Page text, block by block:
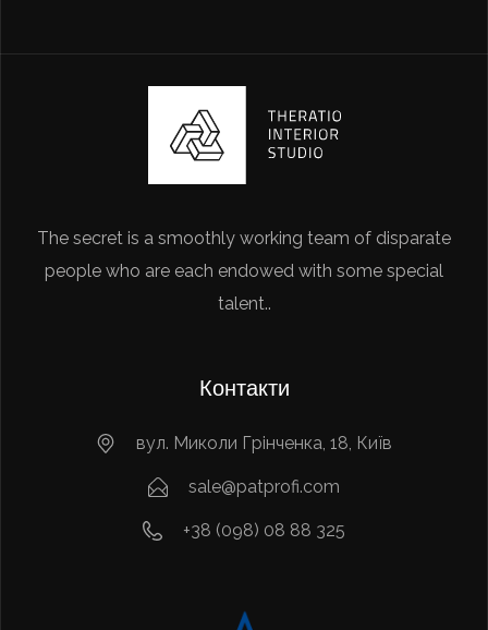
The secret is a smoothly working team of disparate
people who are each endowed with some special
talent..
Контакти
вул. Миколи Грінченка, 18, Київ
sale@patprofi.com
+38 (098) 08 88 325